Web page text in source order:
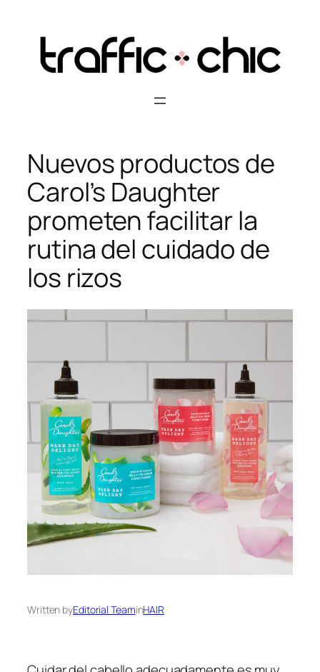
content
Nuevos productos de
Carol’s Daughter
prometen facilitar la
rutina del cuidado de
los rizos
Written byEditorial TeaminHAIR